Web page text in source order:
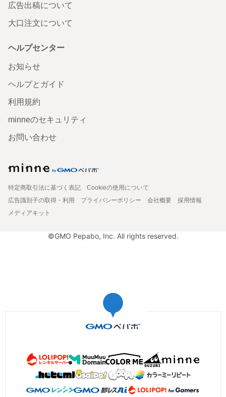
広告出稿について
大口注文について
ヘルプセンター
お知らせ
ヘルプとガイド
利用規約
minneのセキュリティ
お問い合わせ
特定商取引法に基づく表記
Cookieの使用について
広告識別子の取得・利用
プライバシーポリシー 会社概要
採用情報
メディアキット
©GMO Pepabo, Inc. All rights reserved.